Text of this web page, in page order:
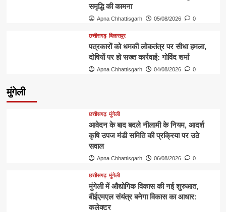
समृद्धि की कामना
Apna Chhattisgarh 05/08/2026 0
छत्तीसगढ़ बिलासपुर
पत्रकारों को धमकी लोकतंत्र पर सीधा हमला,
दोषियों पर हो सख्त कार्रवाई: गोविंद शर्मा
Apna Chhattisgarh 04/08/2026 0
मुंगेली
छत्तीसगढ़ मुंगेली
आवेदन के बाद बदले नीलामी के नियम, आदर्श
कृषि उपज मंडी समिति की प्रक्रिया पर उठे
सवाल
Apna Chhattisgarh 06/08/2026 0
छत्तीसगढ़ मुंगेली
मुंगेली में औद्योगिक विकास की नई शुरुआत,
बीईएमएल संयंत्र बनेगा विकास का आधार:
कलेक्टर